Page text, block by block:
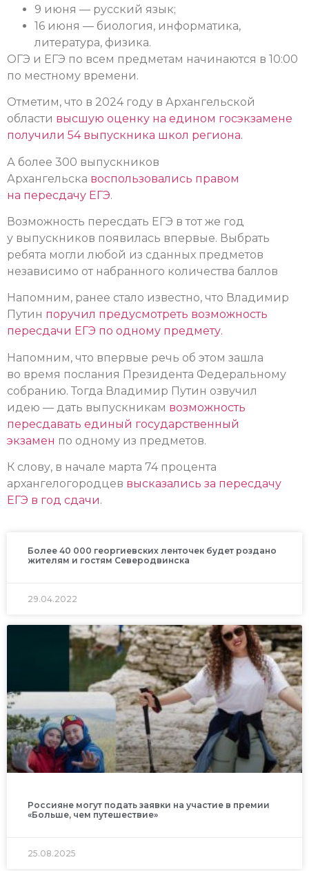
9 июня — русский язык;
16 июня — биология, информатика,
литература, физика.
ОГЭ и ЕГЭ по всем предметам начинаются в 10:00
по местному времени.
Отметим, что в 2024 году в Архангельской
области высшую оценку на едином госэкзамене
получили 54 выпускника школ региона.
А более 300 выпускников
Архангельска воспользовались правом
на пересдачу ЕГЭ.
Возможность пересдать ЕГЭ в тот же год
у выпускников появилась впервые. Выбрать
ребята могли любой из сданных предметов
независимо от набранного количества баллов
Напомним, ранее стало известно, что Владимир
Путин поручил предусмотреть возможность
пересдачи ЕГЭ по одному предмету.
Напомним, что впервые речь об этом зашла
во время послания Президента Федеральному
собранию. Тогда Владимир Путин озвучил
идею — дать выпускникам возможность
пересдавать единый государственный
экзамен по одному из предметов.
К слову, в начале марта 74 процента
архангелогородцев высказались за пересдачу
ЕГЭ в год сдачи.
Более 40 000 георгиевских ленточек будет роздано
жителям и гостям Северодвинска
29.04.2022
Россияне могут подать заявки на участие в премии
«Больше, чем путешествие»
25.08.2025